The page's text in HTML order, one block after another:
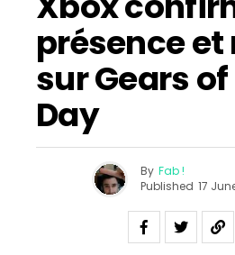
présence
sur Gears
Day
By Fab !
Published 17